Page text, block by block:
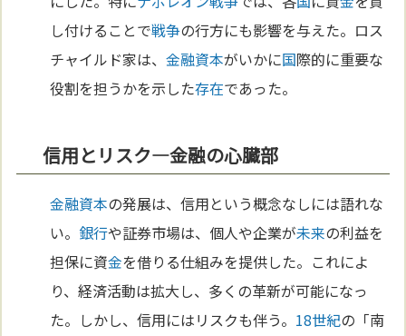
し付けることで戦争の行方にも影響を与えた。ロス
チャイルド家は、金融資本がいかに国際的に重要な
役割を担うかを示した存在であった。
信用とリスク—金融の心臓部
金融資本の発展は、信用という概念なしには語れな
い。 銀行や証券市場は、個人や企業が未来の利益を
担保に資金を借りる仕組みを提供した。これによ
り、経済活動は拡大し、多くの革新が可能になっ
た。しかし、信用にはリスクも伴う。 18世紀の「南